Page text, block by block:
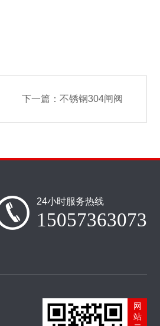
下一篇： 不锈钢304闸阀
24小时服务热线
15057363073
网
站